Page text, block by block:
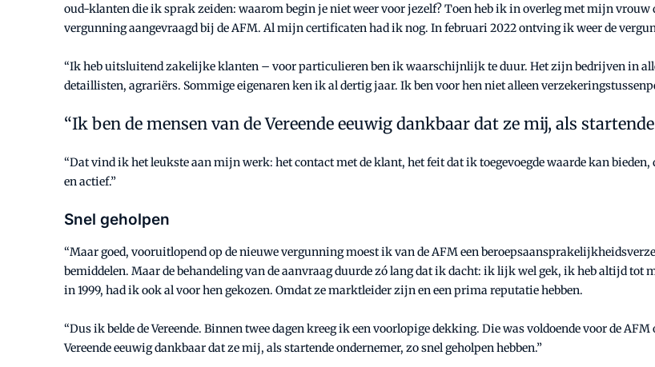
oud-klanten die ik sprak zeiden: waarom begin je niet weer voor jezelf? Toen heb ik in overleg met mijn
vergunning aangevraagd bij de AFM. Al mijn certificaten had ik nog. In februari 2022 ontving ik weer de
“Ik heb uitsluitend zakelijke klanten – voor particulieren ben ik waarschijnlijk te duur. Het zijn bedrijven in
detaillisten, agrariërs. Sommige eigenaren ken ik al dertig jaar. Ik ben voor hen niet alleen
Ik ben de mensen van de Vereende eeuwig dankbaar dat ze mij, als
“Dat vind ik het leukste aan mijn werk: het contact met de klant, het feit dat ik toegevoegde waarde kan
en actief.”
Snel geholpen
“Maar goed, vooruitlopend op de nieuwe vergunning moest ik van de AFM een
bemiddelen. Maar de behandeling van de aanvraag duurde zó lang dat ik dacht: ik lijk wel gek, ik heb altijd tot
in 1999, had ik ook al voor hen gekozen. Omdat ze marktleider zijn en een prima reputatie hebben.
“Dus ik belde de Vereende. Binnen twee dagen kreeg ik een voorlopige dekking. Die was voldoende voor de
Vereende eeuwig dankbaar dat ze mij, als startende ondernemer, zo snel geholpen hebben.”